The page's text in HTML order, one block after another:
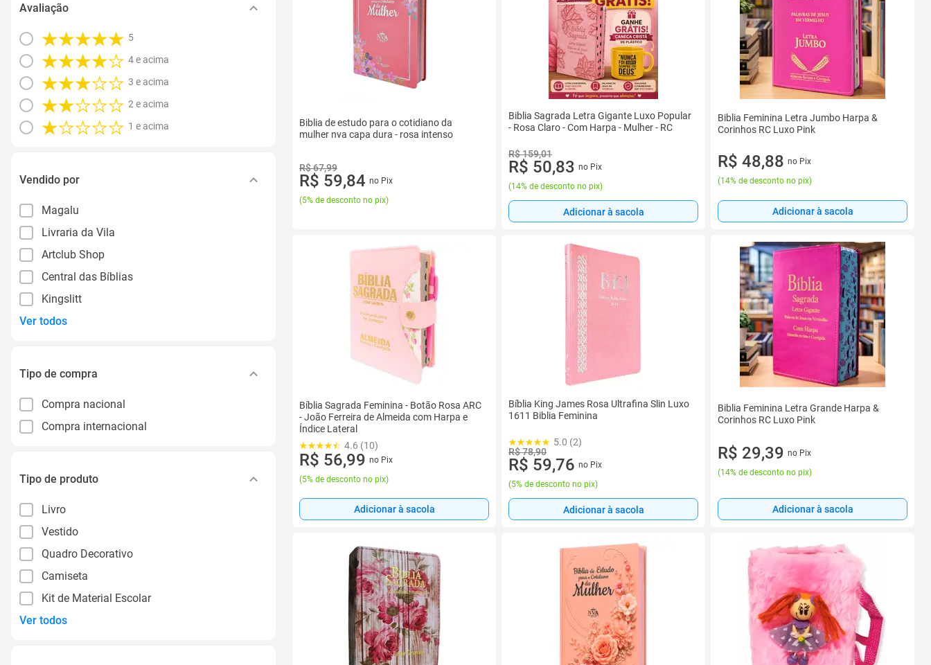
Avaliação
5
4 e acima
3 e acima
2 e acima
1 e acima
Vendido por
Magalu
Livraria da Vila
Artclub Shop
Central das Bíblias
Kingslitt
Ver todos
Tipo de compra
Compra nacional
Compra internacional
Tipo de produto
Livro
Vestido
Quadro Decorativo
Camiseta
Kit de Material Escolar
Ver todos
Biblia de estudo para o cotidiano da
mulher nva capa dura - rosa intenso
R$ 67,99
R$ 59,84 no Pix
(5% de desconto no pix)
Biblia Sagrada Letra Gigante Luxo Popular
- Rosa Claro - Com Harpa - Mulher - RC
R$ 159,01
R$ 50,83 no Pix
(14% de desconto no pix)
Adicionar à sacola
Biblia Feminina Letra Jumbo Harpa &
Corinhos RC Luxo Pink
R$ 48,88 no Pix
(14% de desconto no pix)
Adicionar à sacola
Bíblia Sagrada Feminina - Botão Rosa ARC
- João Ferreira de Almeida com Harpa e
Índice Lateral
4.6 (10)
R$ 56,99 no Pix
(5% de desconto no pix)
Adicionar à sacola
Bíblia King James Rosa Ultrafina Slin Luxo
1611 Biblia Feminina
5.0 (2)
R$ 78,90
R$ 59,76 no Pix
(5% de desconto no pix)
Adicionar à sacola
Biblia Feminina Letra Grande Harpa &
Corinhos RC Luxo Pink
R$ 29,39 no Pix
(14% de desconto no pix)
Adicionar à sacola